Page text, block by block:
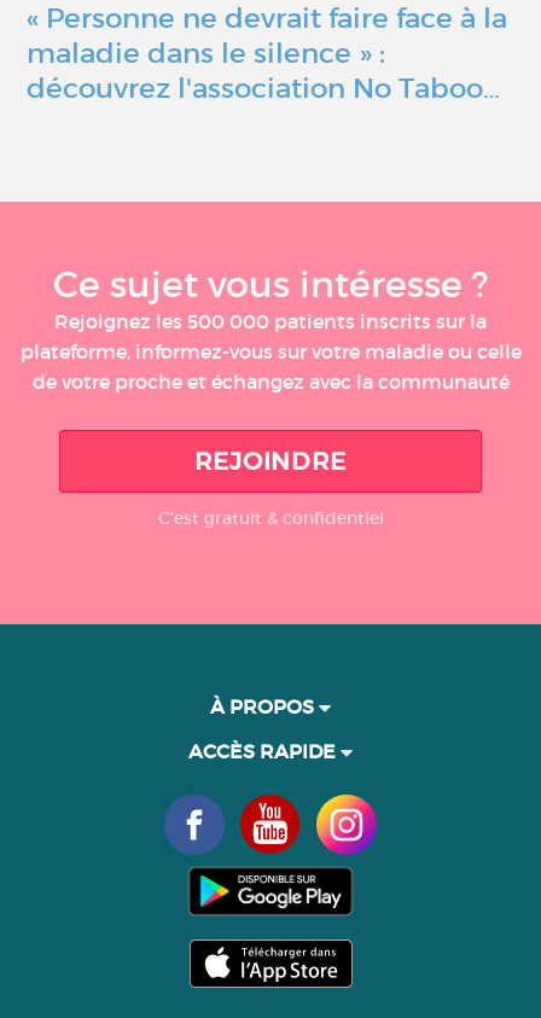
« Personne ne devrait faire face à la
maladie dans le silence » :
découvrez l'association No Taboo…
Ce sujet vous intéresse ?
Rejoignez les 500 000 patients inscrits sur la
plateforme, informez-vous sur votre maladie ou celle
de votre proche et échangez avec la communauté
REJOINDRE
C'est gratuit & confidentiel
À PROPOS
ACCÈS RAPIDE